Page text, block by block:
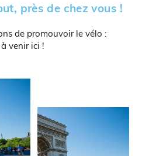
près de chez vous !
de promouvoir le vélo :
venir ici !